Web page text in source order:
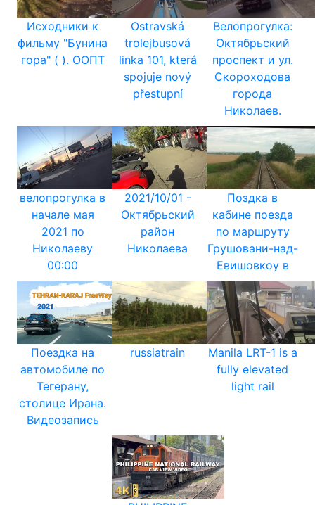
Исходники к
фильму "Бунина
гора" ( ). ООПТ
Ostravská
trolejbusová
linka 101, která
spojuje nový
přestupní
Велопрогулка:
Октябрьский
проспект и ул.
Скороходова
города
Николаев.
велопрогулка в
начале мая
2021 по
Николаеву
00:00
2021/10/01 -
Октябрьский
район
Николаева
Поздка в
кабине поезда
по маршруту
Грушовани-над-
Евишовкоу в
Поездка на
автомобиле по
Тегерану,
столице Ирана.
Видеозапись
russiatrain
Manila LRT-1 is a
fully elevated
light rail